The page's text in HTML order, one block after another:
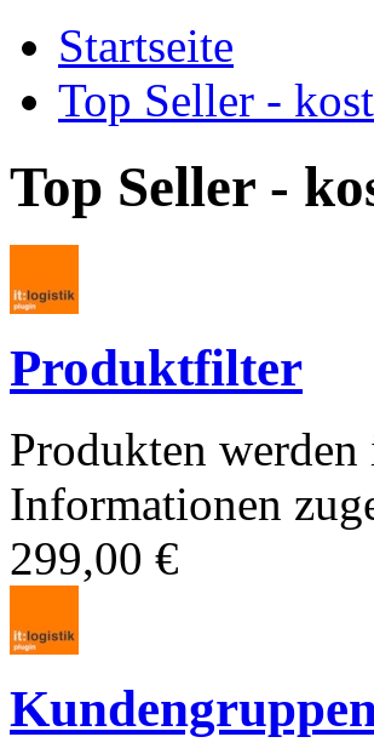
Startseite
Top Seller -
Top Seller -
Produktfilter
Produkten
Informationen
299,00 €